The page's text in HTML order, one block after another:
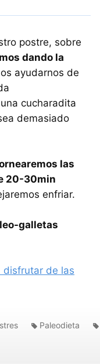
postre, sobre
dando la
ayudarnos de
cucharadita
demasiado
las
20-30min
enfriar.
galletas
disfrutar de las
Paleodieta